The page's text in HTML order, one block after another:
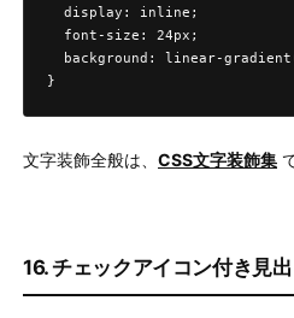
  display: inline;
  font-size: 24px;
background: linear-
}
文字装飾全般は、 CSS文字装飾集
16. チェックアイコン付き見